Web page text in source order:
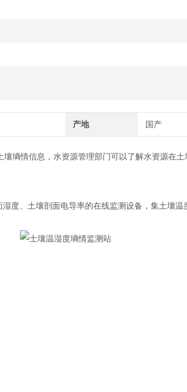
产地 国产
墒情信息，水资源管理部门可以了解水资源在
、土壤剖面电导率的在线监测设备，集土壤温